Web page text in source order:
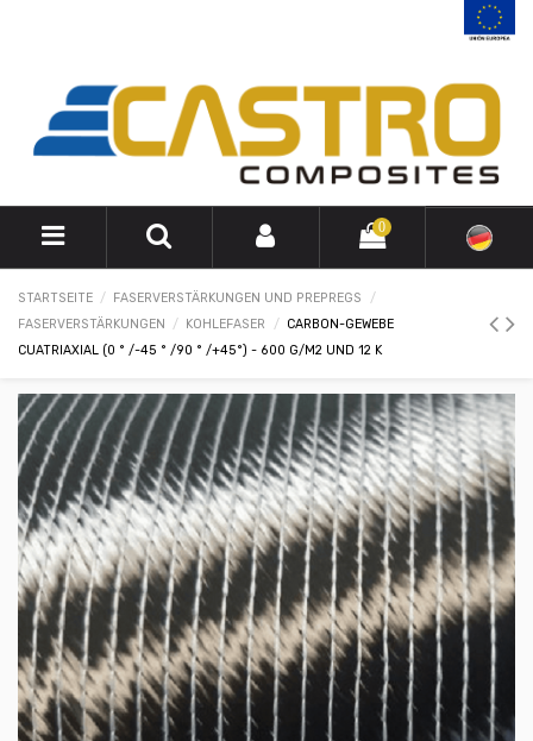
0
STARTSEITE
FASERVERSTÄRKUNGEN UND PREPREGS
FASERVERSTÄRKUNGEN
KOHLEFASER
CARBON-GEWEBE
CUATRIAXIAL (0 ° /-45 ° /90 ° /+45°) - 600 G/M2 UND 12 K